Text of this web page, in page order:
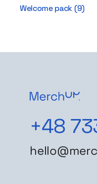
Welcome pack(9)
+48